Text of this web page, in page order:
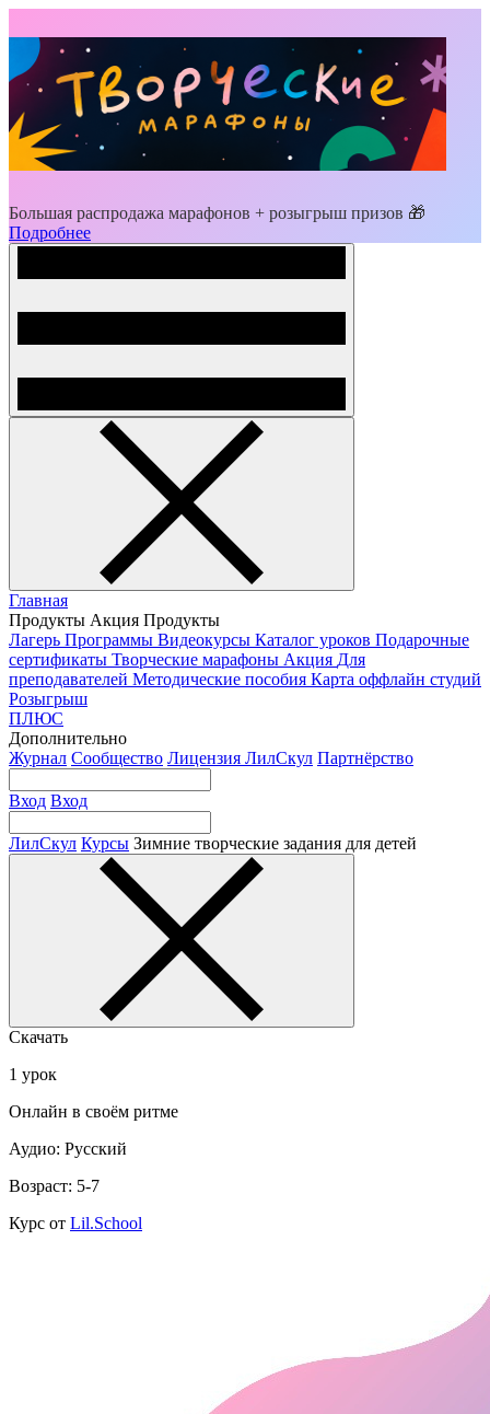
Большая распродажа марафонов + розыгрыш призов 🎁
Подробнее
Главная
Продукты Акция Продукты
Лагерь Программы Видеокурсы Каталог уроков Подарочные
сертификаты Творческие марафоны Акция Для
преподавателей Методические пособия Карта оффлайн студий
Розыгрыш
ПЛЮС
Дополнительно
Журнал Сообщество Лицензия ЛилСкул Партнёрство
Вход Вход
ЛилСкул Курсы Зимние творческие задания для детей
Скачать
1 урок
Онлайн в своём ритме
Аудио: Русский
Возраст: 5-7
Курс от Lil.School